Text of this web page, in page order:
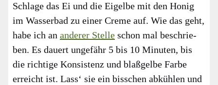
Schla­ge das Ei und die Eigel­be mit den Honig
im Was­ser­bad zu einer Creme auf. Wie das geht,
habe ich an ande­rer Stel­le schon mal beschrie­
ben. Es dau­ert unge­fähr 5 bis 10 Minu­ten, bis
die rich­ti­ge Kon­sis­tenz und blaß­gel­be Far­be
erreicht ist. Lass‘ sie ein biss­chen abküh­len und